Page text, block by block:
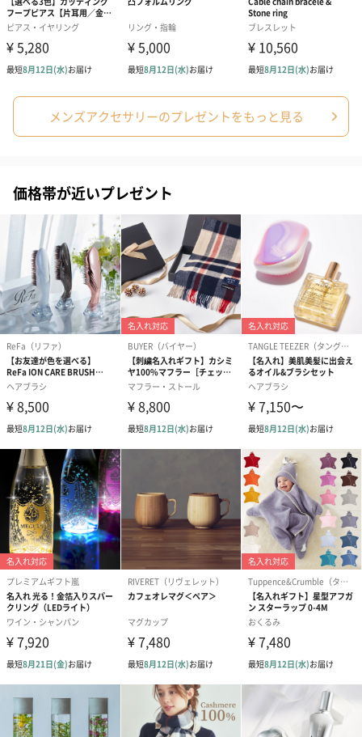
への＋αにおすすめです。
（660円）
スイーツ
スイーツを同梱してお届けいたします。ギフトへの＋αにおすすめ
です。
ゼリーバウム カット
（レモン＆紅茶）（432
円）
麦わらパンダバウム
（バナナ味）（540円）
3層デザート
ェ〜国産フル
り〜 3号（864
スキンケアグッズ
スキンケアグッズを同梱してお届けします。
メンズアクセサリーのプレゼントをもっと見る
価格帯が近いプレゼント